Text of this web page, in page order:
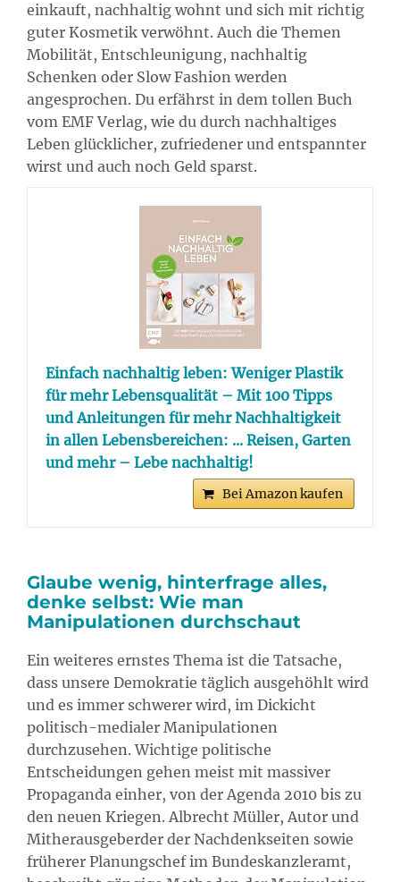
einkauft, nachhaltig wohnt und sich mit richtig
guter Kosmetik verwöhnt. Auch die Themen
Mobilität, Entschleunigung, nachhaltig
Schenken oder Slow Fashion werden
angesprochen. Du erfährst in dem tollen Buch
vom EMF Verlag, wie du durch nachhaltiges
Leben glücklicher, zufriedener und entspannter
wirst und auch noch Geld sparst.
Einfach nachhaltig leben: Weniger Plastik
für mehr Lebensqualität – Mit 100 Tipps
und Anleitungen für mehr Nachhaltigkeit
in allen Lebensbereichen: ... Reisen, Garten
und mehr – Lebe nachhaltig!
Bei Amazon kaufen
Glaube wenig, hinterfrage alles,
denke selbst: Wie man
Manipulationen durchschaut
Ein weiteres ernstes Thema ist die Tatsache,
dass unsere Demokratie täglich ausgehöhlt wird
und es immer schwerer wird, im Dickicht
politisch-medialer Manipulationen
durchzusehen. Wichtige politische
Entscheidungen gehen meist mit massiver
Propaganda einher, von der Agenda 2010 bis zu
den neuen Kriegen. Albrecht Müller, Autor und
Mitherausgeberder der Nachdenkseiten sowie
früherer Planungschef im Bundeskanzleramt,